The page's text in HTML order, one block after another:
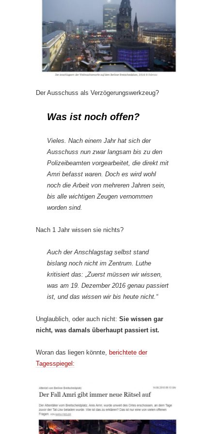
Der Ausschuss als Verzögerungswerkzeug?
Was ist noch offen?
Vieles. Nach einem Jahr hat sich der
Ausschuss nun zwar langsam bis zu den
Polizeibeamten vorgearbeitet, die direkt mit
Amri befasst waren. Doch es wird wohl
noch die Arbeit von mehreren Jahren sein,
bis alle wichtigen Zeugen vernommen
worden sind.
Nach 1 Jahr wissen sie nichts?
Auch der Anschlagstag selbst stand
bislang noch nicht im Zentrum. Luthe
kritisiert das: „Zuerst müssen wir wissen,
was am 19. Dezember 2016 genau passiert
ist, und das wissen wir bis heute nicht.“
Unglaublich, oder auch nicht: Sie wissen gar
nicht, was damals überhaupt passiert ist.
Woran das liegen könnte, berichtete der
Tagesspiegel: